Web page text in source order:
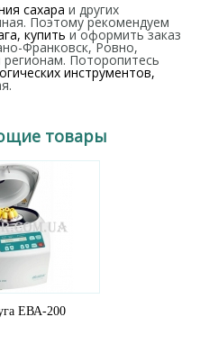
сахара и других
Поэтому рекомендуем
купить и оформить заказ
Франковск, Ровно,
Поторопитесь
инструментов,
товары
ЕВА-200